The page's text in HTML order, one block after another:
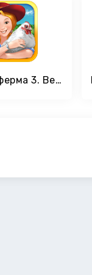
Веселая ферма 3. Веселая игра про ферму.